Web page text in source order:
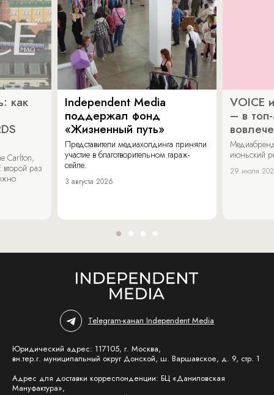
как
Carlton,
раз
Independent Media
поддержал фонд
«Жизненный путь»
Представители медиахолдинга приняли
участие в благотворительном гараж-
сейле.
3 августа 2026
VOICE
– в
июньский
29 июля
Telegram-канал Independent Media
Юридический адрес: 117105, г. Москва,
вн.тер.г. муниципальный округ Донской, ш. Варшавское, д. 9, стр. 1
Адрес для доставки корреспонденции: БЦ «Даниловская
Мануфактура»,